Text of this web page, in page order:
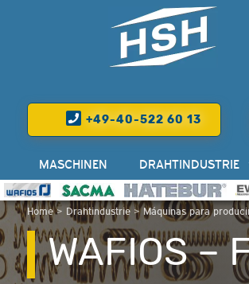
+49-40-522 60 13
Home> Drahtindustrie> Máquinas para
MASCHINEN DRAHTINDUSTRIE
WAFIOS –